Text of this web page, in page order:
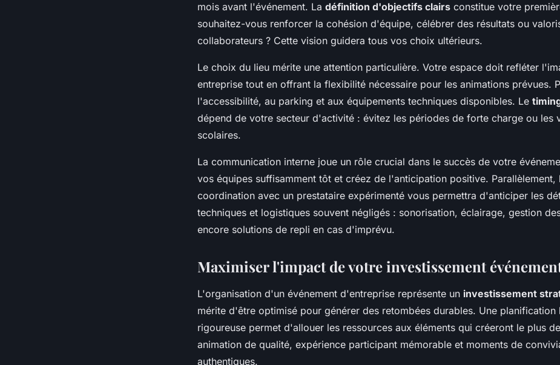
mois avant l'événement. La définition d'objectifs clairs constitue votre
souhaitez-vous renforcer la cohésion d'équipe, célébrer des résultats ou
collaborateurs ? Cette vision guidera tous vos choix ultérieurs.
Le choix du lieu mérite une attention particulière. Votre espace doit refléter
entreprise tout en offrant la flexibilité nécessaire pour les animations prévues.
l'accessibilité, au parking et aux équipements techniques disponibles. Le
dépend de votre secteur d'activité : évitez les périodes de forte charge ou les
scolaires.
La communication interne joue un rôle crucial dans le succès de votre
vos équipes suffisamment tôt et créez de l'anticipation positive. Parallèlement,
coordination avec un prestataire expérimenté vous permettra d'anticiper les
techniques et logistiques souvent négligés : sonorisation, éclairage, gestion
encore solutions de repli en cas d'imprévu.
Maximiser l'impact de votre investissement
L'organisation d'un événement d'entreprise représente un investissement
mérite d'être optimisé pour générer des retombées durables. Une planification
rigoureuse permet d'allouer les ressources aux éléments qui créeront le plus
animation de qualité, expérience participant mémorable et moments de
authentiques.